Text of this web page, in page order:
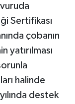
Sertifikası
çobanın
yatırılması
halinde
destek